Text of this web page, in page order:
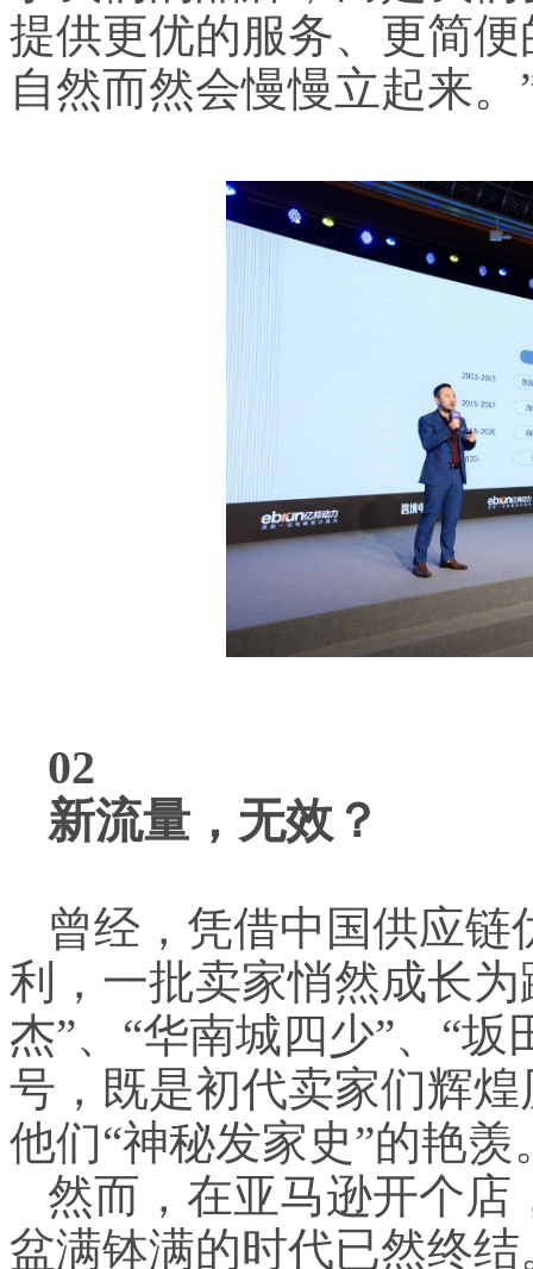
提供更优的服务、更简
自然而然会慢慢立起来。
02
新流量，无效？
曾经，凭借中国供应
利，一批卖家悄然成长
杰”、“华南城四少”、“
号，既是初代卖家们辉
他们“神秘发家史”的艳羡
然而，在亚马逊开个店
盆满钵满的时代已然终